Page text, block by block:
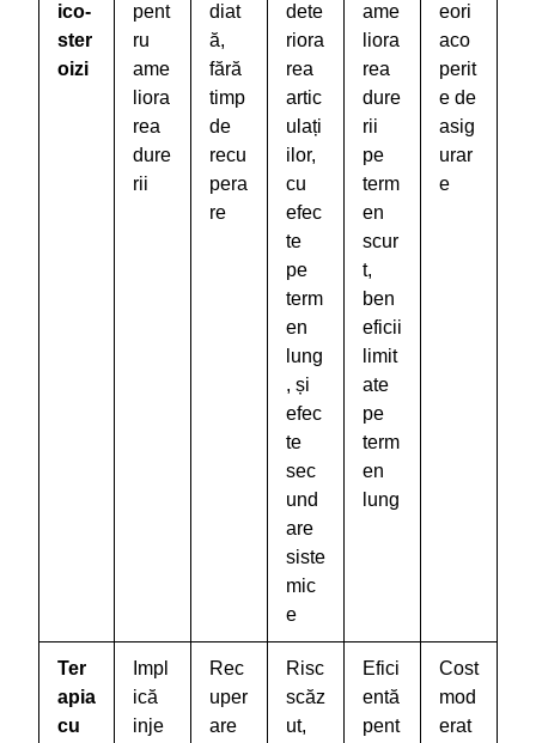
ico-
ster
oizi
pent
ru
ame
liora
rea
dure
rii
diat
ă,
fără
timp
de
recu
pera
re
dete
riora
rea
artic
ulați
ilor,
cu
efec
te
pe
term
en
lung
, și
efec
te
sec
und
are
siste
mic
e
ame
liora
rea
dure
rii
pe
term
en
scur
t,
ben
eficii
limit
ate
pe
term
en
lung
eori
aco
perit
e de
asig
urar
e
Ter
apia
cu
Impl
ică
inje
Rec
uper
are
Risc
scăz
ut,
Efici
entă
pent
Cost
mod
erat